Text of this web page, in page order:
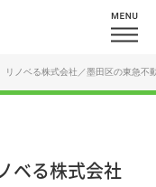
リノベる株式会社／墨田区の東急不
ベる株式会社